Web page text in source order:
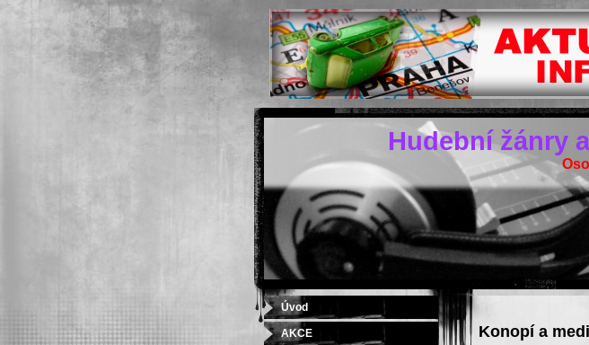
Hudební žánry
Konopí a
Úvod
AKCE